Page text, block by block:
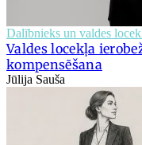
Dalībnieks un valdes
Valdes locekļa
kompensēšana
Jūlija Sauša